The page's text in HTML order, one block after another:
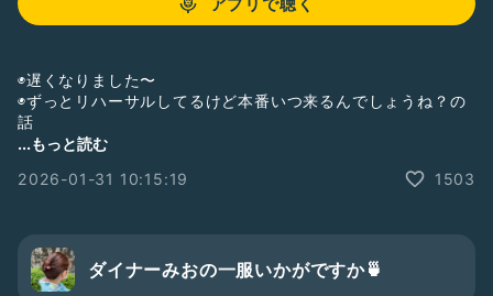
◉遅くなりました〜
◉ずっとリハーサルしてるけど本番いつ来るんでしょうね？の
話
◉明日はもう新作放送です！
#ゆめのたね放送局
曜日17時30分〜放送中！
今日のサムネは先週名古屋で咲いていた冬の桜です🌸
...もっと読む
2026-01-31 10:15:19
1503
ダイナーみおの一服いかがですか🍵